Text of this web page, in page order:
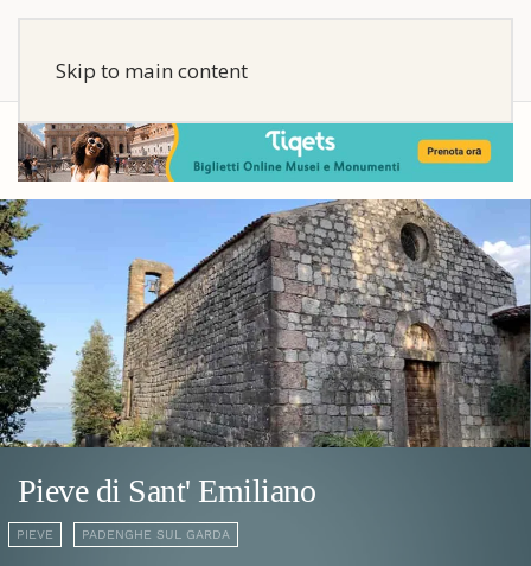
Skip to main content
Pieve di Sant' Emiliano
PIEVE PADENGHE SUL GARDA